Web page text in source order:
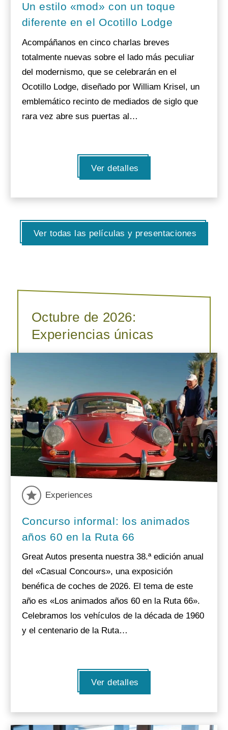
Un estilo «mod» con un toque
diferente en el Ocotillo Lodge
Acompáñanos en cinco charlas breves
totalmente nuevas sobre el lado más peculiar
del modernismo, que se celebrarán en el
Ocotillo Lodge, diseñado por William Krisel, un
emblemático recinto de mediados de siglo que
rara vez abre sus puertas al…
Ver detalles
Ver todas las películas y presentaciones
Octubre de 2026:
Experiencias únicas
Experiences
Concurso informal: los animados
años 60 en la Ruta 66
Great Autos presenta nuestra 38.ª edición anual
del «Casual Concours», una exposición
benéfica de coches de 2026. El tema de este
año es «Los animados años 60 en la Ruta 66».
Celebramos los vehículos de la década de 1960
y el centenario de la Ruta…
Ver detalles